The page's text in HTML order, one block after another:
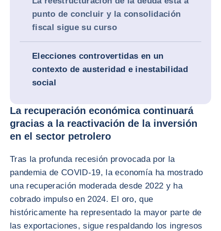
punto de concluir y la consolidación
fiscal sigue su curso
Elecciones controvertidas en un
contexto de austeridad e inestabilidad
social
La recuperación económica continuará
gracias a la reactivación de la inversión
en el sector petrolero
Tras la profunda recesión provocada por la
pandemia de COVID-19, la economía ha mostrado
una recuperación moderada desde 2022 y ha
cobrado impulso en 2024. El oro, que
históricamente ha representado la mayor parte de
las exportaciones, sigue respaldando los ingresos